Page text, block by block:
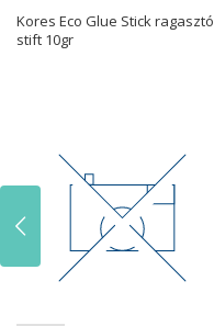
Kores Eco Glue Stick ragasztó
stift 10gr